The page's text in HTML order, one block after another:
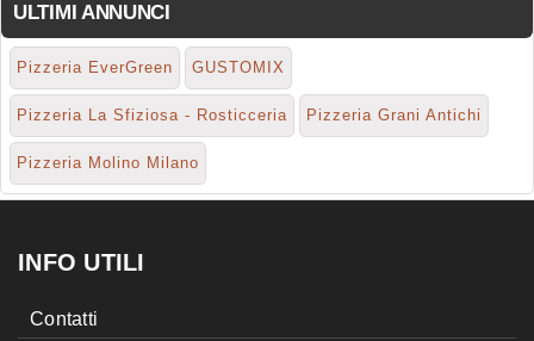
ULTIMI ANNUNCI
Pizzeria EverGreen GUSTOMIX
Pizzeria La Sfiziosa - Rosticceria Pizzeria Grani Antichi
Pizzeria Molino Milano
INFO UTILI
Contatti